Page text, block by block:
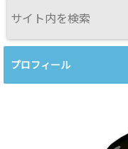
プロフィール